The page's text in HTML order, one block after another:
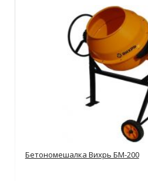
Бетономешалка Вихрь БМ-200